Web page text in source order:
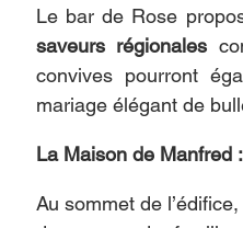
Le bar de Rose
saveurs régionales
convives pourront
mariage élégant de
La Maison de Manfred
Au sommet de l’édifice,